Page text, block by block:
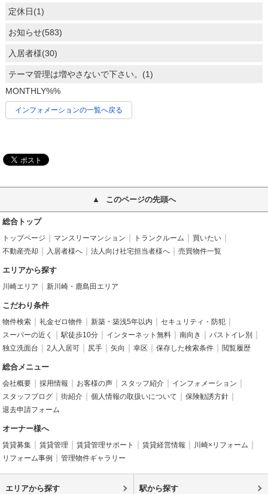
定休日(1)
お知らせ(583)
入居者様(30)
テーマ管理は増やさないで下さい。(1)
MONTHLY%%
インフォメーションの一覧へ戻る
このページの先頭へ
総合トップ
トップページ マンスリーマンション トランクルーム
買いたい
不動産売却
入居者様へ 法人向け社宅担当者様へ 売買物件一覧
エリアから探す
川崎エリア 新川崎・鹿島田エリア
こだわり条件
物件検索 礼金ゼロ物件 新築・築浅5年以内
セキュリティ・防犯
スーパーの近く
駅徒歩10分 インターネット無料 南向き
バストイレ別
独立洗面台
2人入居可 尻手 矢向 幸区 保存した検索条件 閲覧履歴
総合メニュー
会社概要 採用情報 お客様の声 スタッフ紹介
インフォメーション
スタッフブログ
街紹介 個人情報の取扱いについて
保険勧誘方針
退去申請フォーム
オーナー様へ
賃貸募集 賃貸管理 賃貸管理サポート 賃貸経営情報
川崎×リフォーム
リフォーム事例
管理物件ギャラリー
エリアから探す 駅から探す